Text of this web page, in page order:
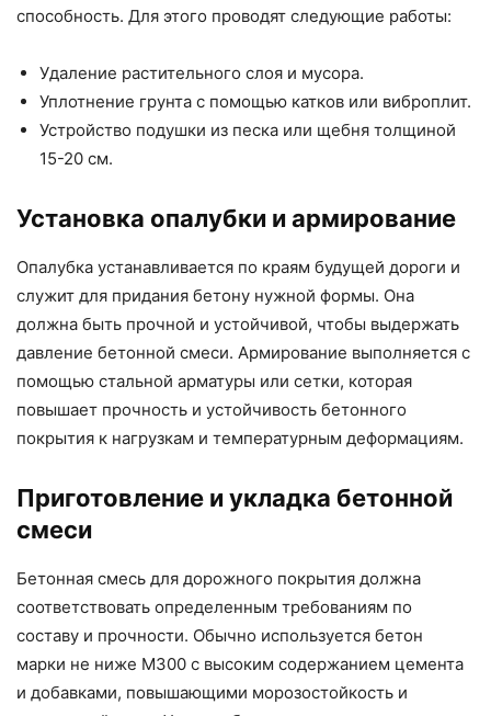
способность. Для этого проводят следующие работы:
Удаление растительного слоя и мусора.
Уплотнение грунта с помощью катков или виброплит.
Устройство подушки из песка или щебня толщиной
15-20 см.
Установка опалубки и армирование
Опалубка устанавливается по краям будущей дороги и
служит для придания бетону нужной формы. Она
должна быть прочной и устойчивой, чтобы выдержать
давление бетонной смеси. Армирование выполняется с
помощью стальной арматуры или сетки, которая
повышает прочность и устойчивость бетонного
покрытия к нагрузкам и температурным деформациям.
Приготовление и укладка бетонной
смеси
Бетонная смесь для дорожного покрытия должна
соответствовать определенным требованиям по
составу и прочности. Обычно используется бетон
марки не ниже М300 с высоким содержанием цемента
и добавками, повышающими морозостойкость и